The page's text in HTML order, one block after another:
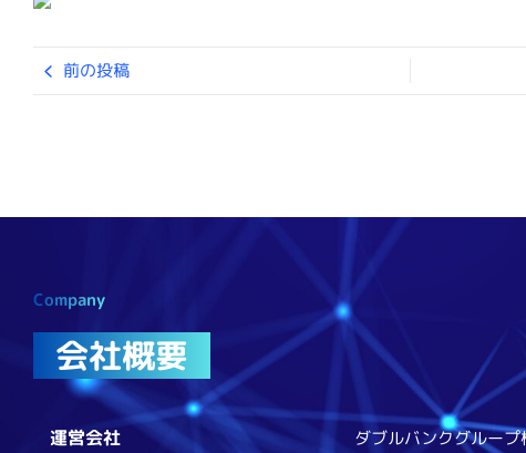
前の投稿
Company
会社概要
運営会社 ダブルバンクグループ